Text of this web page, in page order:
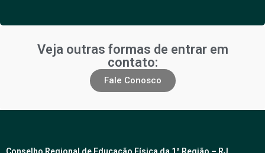
Veja outras formas de entrar em
contato:
Fale Conosco